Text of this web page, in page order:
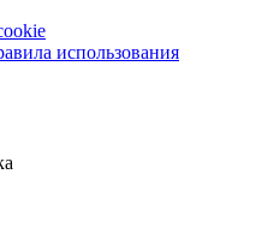
использования